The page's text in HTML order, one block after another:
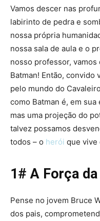
Vamos descer nas
labirinto de pedra e
nossa própria
nossa sala de aula e o
nosso professor,
Batman! Então, convido
pelo mundo do
como Batman é, em
mas uma projeção do
talvez possamos
todos – o herói que vive
1# A Força
Pense no jovem Bruce
dos pais,